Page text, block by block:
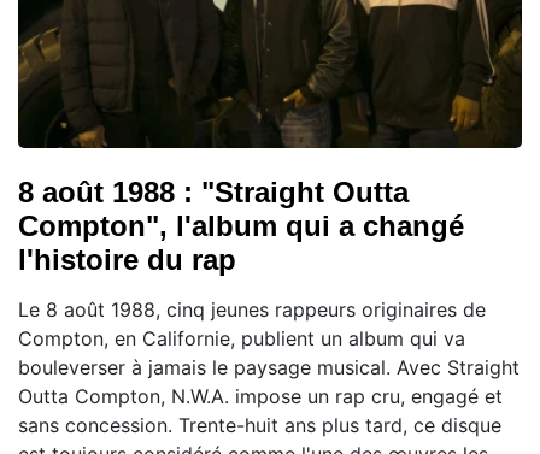
8 août 1988 : "Straight Outta
Compton", l'album qui a changé
l'histoire du rap
Le 8 août 1988, cinq jeunes rappeurs originaires de
Compton, en Californie, publient un album qui va
bouleverser à jamais le paysage musical. Avec Straight
Outta Compton, N.W.A. impose un rap cru, engagé et
sans concession. Trente-huit ans plus tard, ce disque